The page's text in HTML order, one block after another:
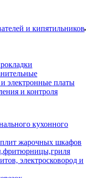
и кипятильников
электронные платы
и контроля
кухонного
жарочных шкафов
электросковород и